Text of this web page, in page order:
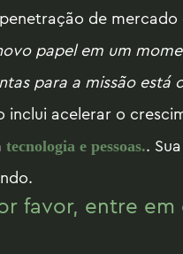
de
papel em um
para a missão
inclui acelerar o
tecnologia e pessoas..
favor, entre